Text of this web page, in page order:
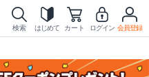
検索 はじめて カート ログイン 会員登録